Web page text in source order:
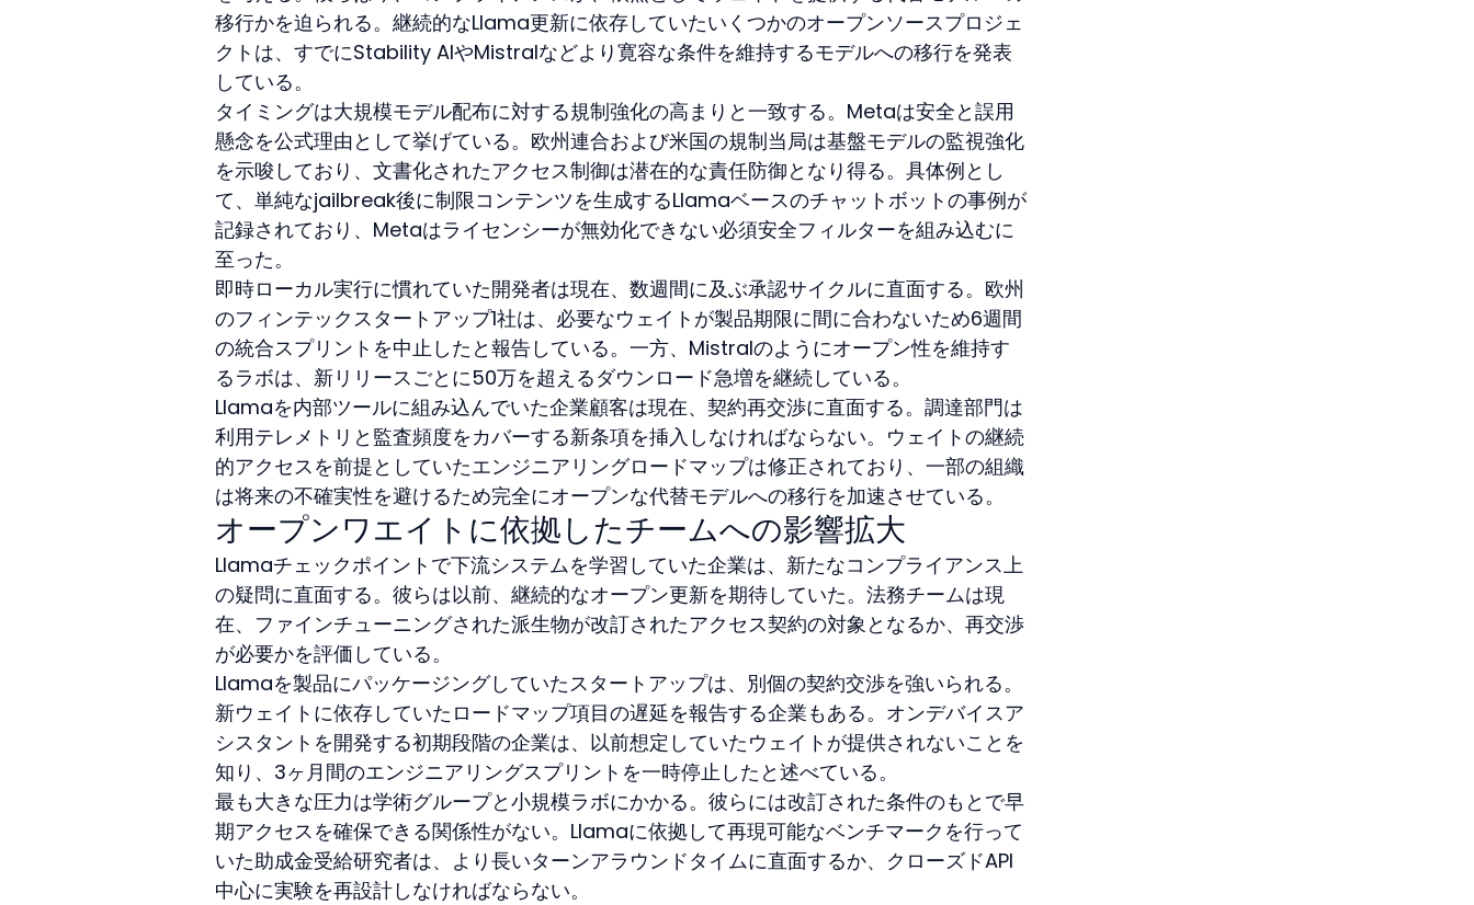
移行かを迫られる。継続的なLlama更新に依存していたいくつかのオープンソースプロジェ
クトは、すでにStability AIやMistralなどより寛容な条件を維持するモデルへの移行を発表
している。
タイミングは大規模モデル配布に対する規制強化の高まりと一致する。Metaは安全と誤用
懸念を公式理由として挙げている。欧州連合および米国の規制当局は基盤モデルの監視強化
を示唆しており、文書化されたアクセス制御は潜在的な責任防御となり得る。具体例とし
て、単純なjailbreak後に制限コンテンツを生成するLlamaベースのチャットボットの事例が
記録されており、Metaはライセンシーが無効化できない必須安全フィルターを組み込むに
至った。
即時ローカル実行に慣れていた開発者は現在、数週間に及ぶ承認サイクルに直面する。欧州
のフィンテックスタートアップ1社は、必要なウェイトが製品期限に間に合わないため6週間
の統合スプリントを中止したと報告している。一方、Mistralのようにオープン性を維持す
るラボは、新リリースごとに50万を超えるダウンロード急増を継続している。
Llamaを内部ツールに組み込んでいた企業顧客は現在、契約再交渉に直面する。調達部門は
利用テレメトリと監査頻度をカバーする新条項を挿入しなければならない。ウェイトの継続
的アクセスを前提としていたエンジニアリングロードマップは修正されており、一部の組織
は将来の不確実性を避けるため完全にオープンな代替モデルへの移行を加速させている。
オープンワエイトに依拠したチームへの影響拡大
Llamaチェックポイントで下流システムを学習していた企業は、新たなコンプライアンス上
の疑問に直面する。彼らは以前、継続的なオープン更新を期待していた。法務チームは現
在、ファインチューニングされた派生物が改訂されたアクセス契約の対象となるか、再交渉
が必要かを評価している。
Llamaを製品にパッケージングしていたスタートアップは、別個の契約交渉を強いられる。
新ウェイトに依存していたロードマップ項目の遅延を報告する企業もある。オンデバイスア
シスタントを開発する初期段階の企業は、以前想定していたウェイトが提供されないことを
知り、3ヶ月間のエンジニアリングスプリントを一時停止したと述べている。
最も大きな圧力は学術グループと小規模ラボにかかる。彼らには改訂された条件のもとで早
期アクセスを確保できる関係性がない。Llamaに依拠して再現可能なベンチマークを行って
いた助成金受給研究者は、より長いターンアラウンドタイムに直面するか、クローズドAPI
中心に実験を再設計しなければならない。